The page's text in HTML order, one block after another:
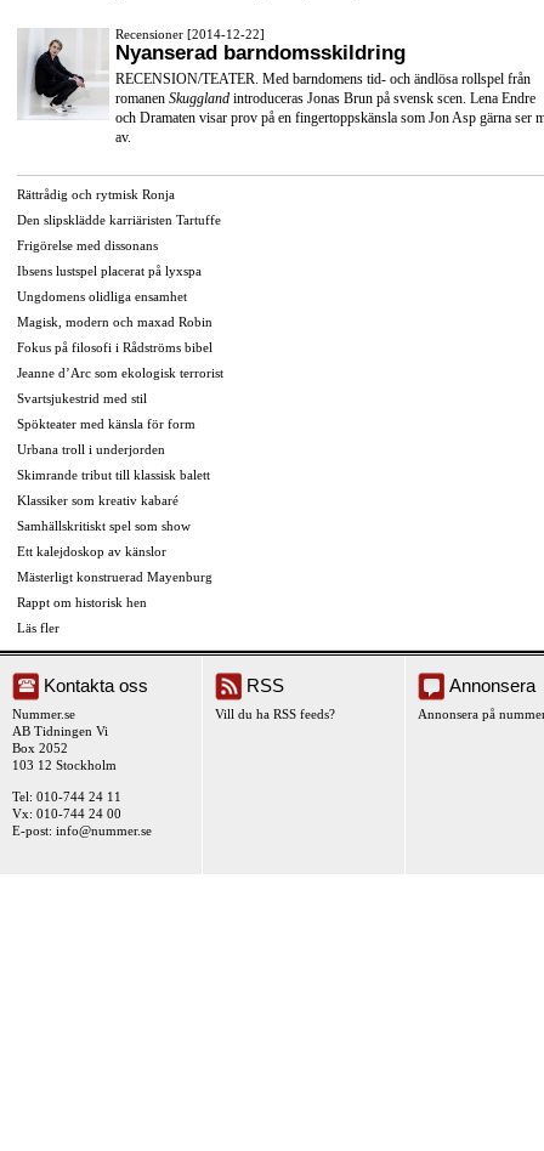
Recensioner [2014-12-22]
Nyanserad barndomsskildring
RECENSION/TEATER. Med barndomens tid- och ändlösa rollspel från
romanen Skuggland introduceras Jonas Brun på svensk scen. Lena Endre
och Dramaten visar prov på en fingertoppskänsla som Jon Asp gärna ser
av.
Rättrådig och rytmisk Ronja
Den slipsklädde karriäristen Tartuffe
Frigörelse med dissonans
Ibsens lustspel placerat på lyxspa
Ungdomens olidliga ensamhet
Magisk, modern och maxad Robin
Fokus på filosofi i Rådströms bibel
Jeanne d’Arc som ekologisk terrorist
Svartsjukestrid med stil
Spökteater med känsla för form
Urbana troll i underjorden
Skimrande tribut till klassisk balett
Klassiker som kreativ kabaré
Samhällskritiskt spel som show
Ett kalejdoskop av känslor
Mästerligt konstruerad Mayenburg
Rappt om historisk hen
Läs fler
Kontakta oss
Nummer.se
AB Tidningen Vi
Box 2052
103 12 Stockholm
Tel: 010-744 24 11
Vx: 010-744 24 00
E-post: info@nummer.se
RSS
Vill du ha RSS feeds?
Annonsera
Annonsera på